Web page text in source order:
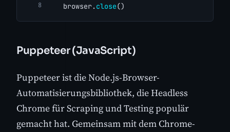
    browser.
close()
Puppeteer (JavaScript)
Puppeteer ist die Node.js-Browser-
Automatisierungsbibliothek, die Headless
Chrome für Scraping und Testing populär
gemacht hat. Gemeinsam mit dem Chrome-